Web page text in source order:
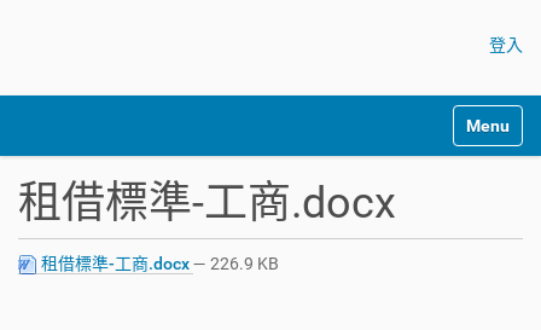
登入
Toggle
租借標準-工商.docx
租借標準-工商.docx— 226.9 KB